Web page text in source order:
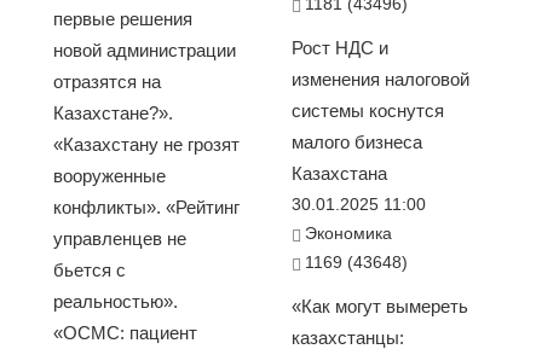
первые решения
новой администрации
отразятся на
Казахстане?».
«Казахстану не грозят
вооруженные
конфликты». «Рейтинг
управленцев не
бьется с
реальностью».
«ОСМС: пациент
Рост НДС и
изменения налоговой
системы коснутся
малого бизнеса
Казахстана
30.01.2025 11:00
Экономика
1169 (43648)
«Как могут вымереть
казахстанцы: